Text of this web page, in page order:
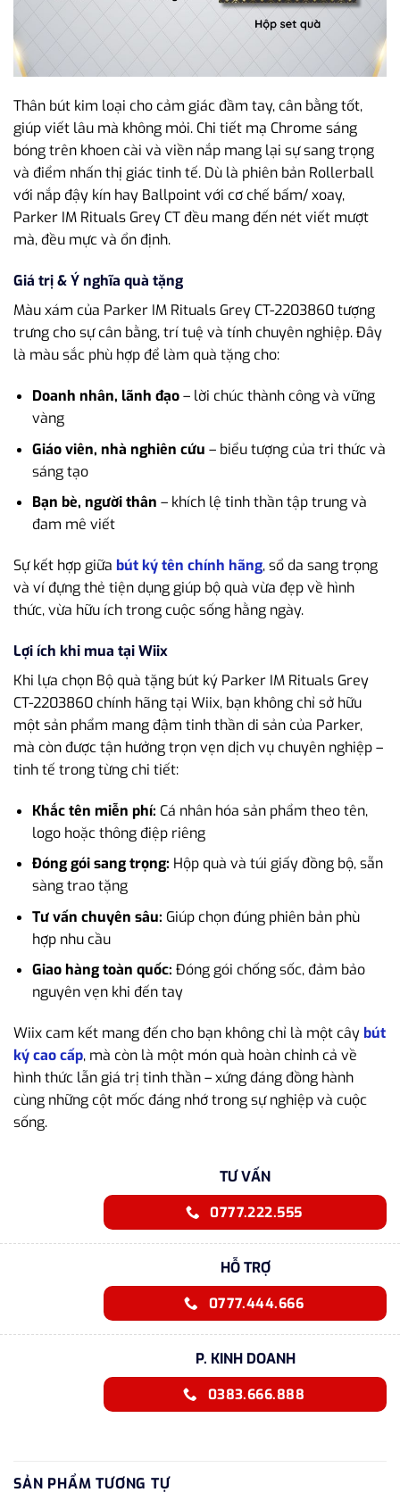
Thân bút kim loại cho cảm giác đầm tay, cân bằng tốt,
giúp viết lâu mà không mỏi. Chi tiết mạ Chrome sáng
bóng trên khoen cài và viền nắp mang lại sự sang trọng
và điểm nhấn thị giác tinh tế. Dù là phiên bản Rollerball
với nắp đậy kín hay Ballpoint với cơ chế bấm/ xoay,
Parker IM Rituals Grey CT đều mang đến nét viết mượt
mà, đều mực và ổn định.
Giá trị & Ý nghĩa quà tặng
Màu xám của Parker IM Rituals Grey CT-2203860 tượng
trưng cho sự cân bằng, trí tuệ và tính chuyên nghiệp. Đây
là màu sắc phù hợp để làm quà tặng cho:
Doanh nhân, lãnh đạo– lời chúc thành công và vững
vàng
Giáo viên, nhà nghiên cứu – biểu tượng của tri thức và
sáng tạo
Bạn bè, người thân – khích lệ tinh thần tập trung và
đam mê viết
Sự kết hợp giữa bút ký tên chính hãng, sổ da sang trọng
và ví đựng thẻ tiện dụng giúp bộ quà vừa đẹp về hình
thức, vừa hữu ích trong cuộc sống hằng ngày.
Lợi ích khi mua tại Wiix
Khi lựa chọn Bộ quà tặng bút ký Parker IM Rituals Grey
CT-2203860 chính hãng tại Wiix, bạn không chỉ sở hữu
một sản phẩm mang đậm tinh thần di sản của Parker,
mà còn được tận hưởng trọn vẹn dịch vụ chuyên nghiệp –
tinh tế trong từng chi tiết:
Khắc tên miễn phí: Cá nhân hóa sản phẩm theo tên,
logo hoặc thông điệp riêng
Đóng gói sang trọng: Hộp quà và túi giấy đồng bộ, sẵn
sàng trao tặng
Tư vấn chuyên sâu: Giúp chọn đúng phiên bản phù
hợp nhu cầu
Giao hàng toàn quốc: Đóng gói chống sốc, đảm bảo
nguyên vẹn khi đến tay
Wiix cam kết mang đến cho bạn không chỉ là một cây bút
ký cao cấp, mà còn là một món quà hoàn chỉnh cả về
hình thức lẫn giá trị tinh thần – xứng đáng đồng hành
cùng những cột mốc đáng nhớ trong sự nghiệp và cuộc
sống.
TƯ VẤN
0777.222.555
HỖ TRỢ
0777.444.666
P. KINH DOANH
0383.666.888
SẢN PHẨM TƯƠNG TỰ